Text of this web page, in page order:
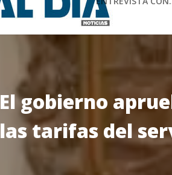
El gobierno
las tarifas del